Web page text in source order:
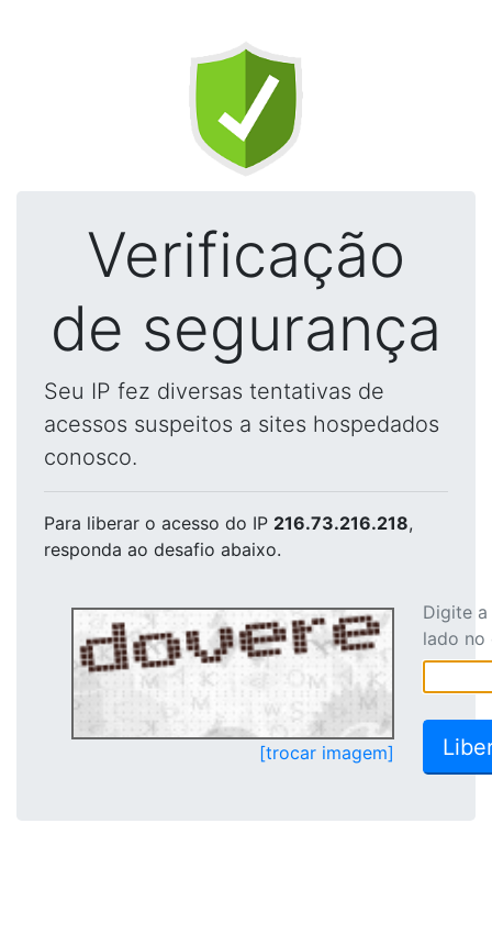
Verificação
de segurança
Seu IP fez diversas tentativas de
acessos suspeitos a sites hospedados
conosco.
Para liberar o acesso do IP 216.73.216.218,
responda ao desafio abaixo.
[trocar imagem]
Digite
lado no